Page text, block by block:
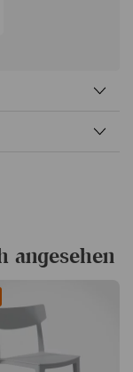
eine
angesehen